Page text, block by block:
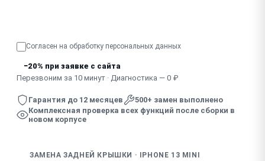
Согласен на обработку персональных данных
−20% при заявке с сайта
Перезвоним за 10 минут · Диагностика — 0 ₽
Гарантия до 12 месяцев
500+ замен выполнено
Комплексная проверка всех функций после сборки в
новом корпусе
ЗАМЕНА ЗАДНЕЙ КРЫШКИ · IPHONE 13 MINI